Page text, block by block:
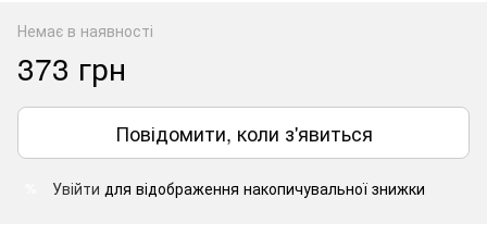
Немає в наявності
373 грн
Повідомити, коли з'явиться
Увійти для відображення накопичувальної знижки